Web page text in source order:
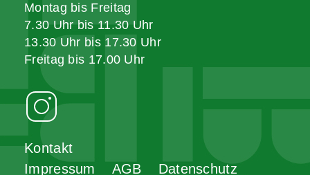
Kontakt
Impressum
AGB Datenschutz
Montag bis Freitag
7.30 Uhr bis 11.30 Uhr
13.30 Uhr bis 17.30 Uhr
Freitag bis 17.00 Uhr